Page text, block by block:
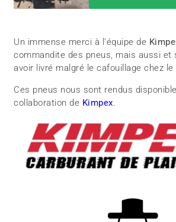
Un immense merci à l'équipe de
commandite des pneus, mais aussi et
avoir livré malgré le cafouillage chez
Ces pneus nous sont rendus
collaboration de Kimpex.